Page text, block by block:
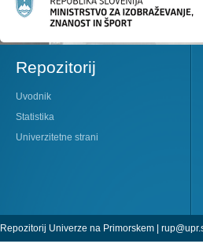
Repozitorij
Uvodnik
Statistika
Univerzitetne strani
Repozitorij Univerze na Primorskem |